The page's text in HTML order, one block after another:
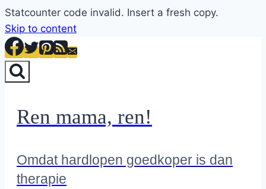
Statcounter code invalid. Insert a fresh copy.
Skip to content
Ren mama, ren!
Omdat hardlopen goedkoper is dan
therapie